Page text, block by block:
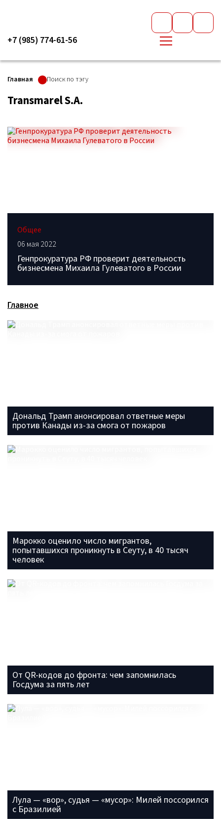
+7 (985) 774-61-56
Главная Поиск по тэгу
Transmarel S.A.
Общее
06 мая 2022
Генпрокуратура РФ проверит деятельность
бизнесмена Михаила Гулеватого в России
Главное
Дональд Трамп анонсировал ответные меры
против Канады из-за смога от пожаров
Марокко оценило число мигрантов,
попытавшихся проникнуть в Сеуту, в 40 тысяч
человек
От QR-кодов до фронта: чем запомнилась
Госдума за пять лет
Лула — «вор», судья — «мусор»: Милей поссорился
с Бразилией